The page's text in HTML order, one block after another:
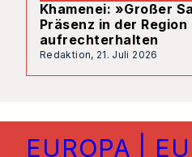
Khamenei: »Großer
Präsenz in der
aufrechterhalten
Redaktion, 21. Juli 2026
EUROPA | EU